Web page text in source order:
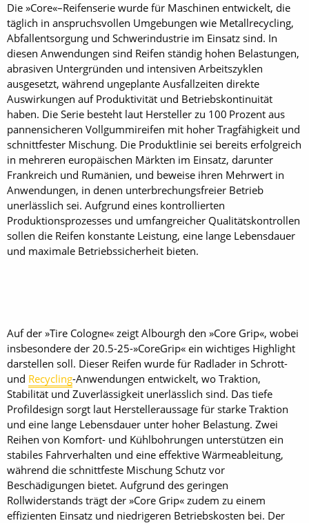
Die »Core«–Reifenserie wurde für Maschinen entwickelt, die
täglich in anspruchsvollen Umgebungen wie Metallrecycling,
Abfallentsorgung und Schwerindustrie im Einsatz sind. In
diesen Anwendungen sind Reifen ständig hohen Belastungen,
abrasiven Untergründen und intensiven Arbeitszyklen
ausgesetzt, während ungeplante Ausfallzeiten direkte
Auswirkungen auf Produktivität und Betriebskontinuität
haben. Die Serie besteht laut Hersteller zu 100 Prozent aus
pannensicheren Vollgummireifen mit hoher Tragfähigkeit und
schnittfester Mischung. Die Produktlinie sei bereits erfolgreich
in mehreren europäischen Märkten im Einsatz, darunter
Frankreich und Rumänien, und beweise ihren Mehrwert in
Anwendungen, in denen unterbrechungsfreier Betrieb
unerlässlich sei. Aufgrund eines kontrollierten
Produktionsprozesses und umfangreicher Qualitätskontrollen
sollen die Reifen konstante Leistung, eine lange Lebensdauer
und maximale Betriebssicherheit bieten.
Auf der »Tire ­Cologne« zeigt ­Albourgh den »Core Grip«, wobei
insbesondere der 20.5-25-»CoreGrip« ein wichtiges Highlight
darstellen soll. Dieser Reifen wurde für Radlader in Schrott-
und Recycling-Anwendungen entwickelt, wo Traktion,
Stabilität und Zuverlässigkeit unerlässlich sind. Das tiefe
Profildesign sorgt laut Herstelleraussage für starke Traktion
und eine lange Lebensdauer unter hoher Belastung. Zwei
Reihen von Komfort- und Kühlbohrungen unterstützen ein
stabiles Fahrverhalten und eine effektive Wärmeableitung,
während die schnittfeste Mischung Schutz vor
Beschädigungen bietet. Aufgrund des geringen
Rollwiderstands trägt der »Core Grip« zudem zu einem
effizienten Einsatz und niedrigeren Betriebskosten bei. Der